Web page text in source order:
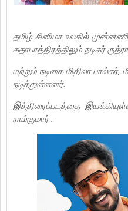
தமிழ் சினிமா உலகில்
கதாபாத்திரத்திலும் நடிகர்
மற்றும் நடிகை மிதிலா
நடித்துள்ளனர்.
இத்திரைப்படத்தை
ராம்குமார் .